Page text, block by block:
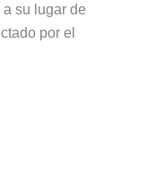
su lugar de
por el